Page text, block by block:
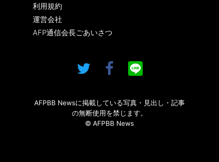
利用規約
運営会社
AFP通信会長ごあいさつ
AFPBB Newsに掲載している写真・見出し・記事
の無断使用を禁じます。
© AFPBB News